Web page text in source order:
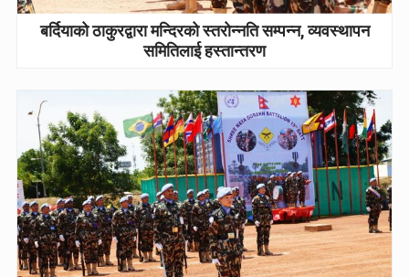
बर्दियाको ठाकुरद्वारा मन्दिरको स्तरोन्नति सम्पन्न, व्यवस्थापन
समितिलाई हस्तान्तरण